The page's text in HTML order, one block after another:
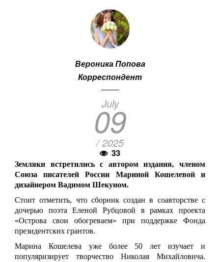
Вероника Попова
Корреспондент
July
09
/ 2025
33
Земляки встретились с автором издания, членом
Союза писателей России Мариной Кошелевой и
дизайнером Вадимом Шекуном.
Стоит отметить, что сборник создан в соавторстве с
дочерью поэта Еленой Рубцовой в рамках проекта
«Острова свои обогреваем» при поддержке Фонда
президентских грантов.
Марина Кошелева уже более 50 лет изучает и
популяризирует творчество Николая Михайловича.